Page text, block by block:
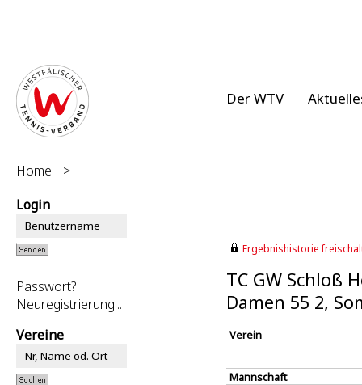
Der WTV
Home
>
Login
Passwort?
Neuregistrierung...
Vereine
Ergebnishistorie
TC GW Schloß
Damen 55 2,
Verein
Mannschaft